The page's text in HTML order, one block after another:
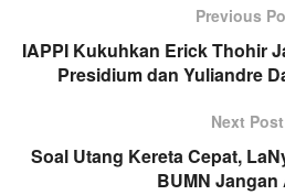
Previous
IAPPI Kukuhkan Erick Thohir
Presidium dan Yuliandre
Next Post
Soal Utang Kereta Cepat,
BUMN